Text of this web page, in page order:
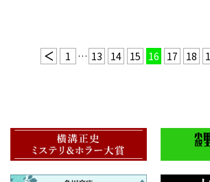
1 … 13 14 15 16 17 18